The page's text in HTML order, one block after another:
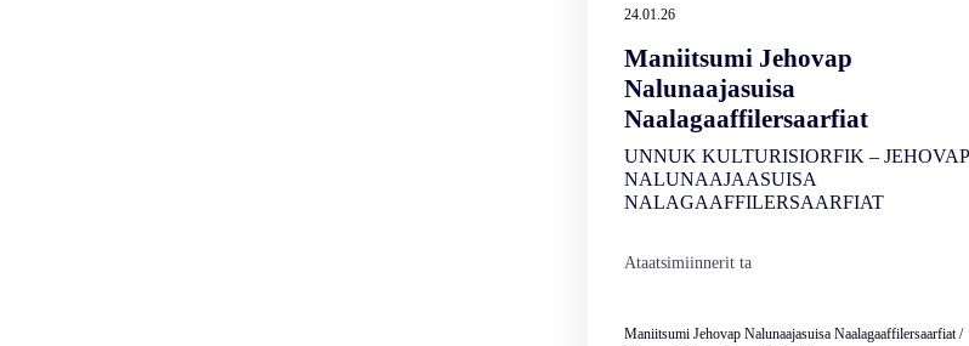
24.01.26
Maniitsumi Jehovap
Nalunaajasuisa
Naalagaaffilersaarfiat
UNNUK KULTURISIORFIK – JEHOVAP
NALUNAAJAASUISA
NALAGAAFFILERSAARFIAT
Ataatsimiinnerit ta
Maniitsumi Jehovap Nalunaajasuisa Naalagaaffilersaarfiat /